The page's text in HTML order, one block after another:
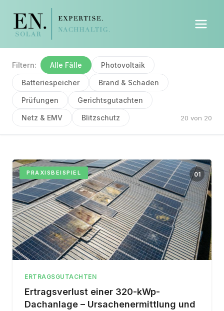
Filtern: Alle Fälle Photovoltaik
Batteriespeicher Brand & Schaden
Prüfungen Gerichtsgutachten
Netz & EMV Blitzschutz 20 von 20
PRAXISBEISPIEL 01
ERTRAGSGUTACHTEN
Ertragsverlust einer 320-kWp-
Dachanlage – Ursachenermittlung und